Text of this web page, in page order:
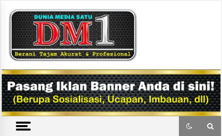
content
DM1